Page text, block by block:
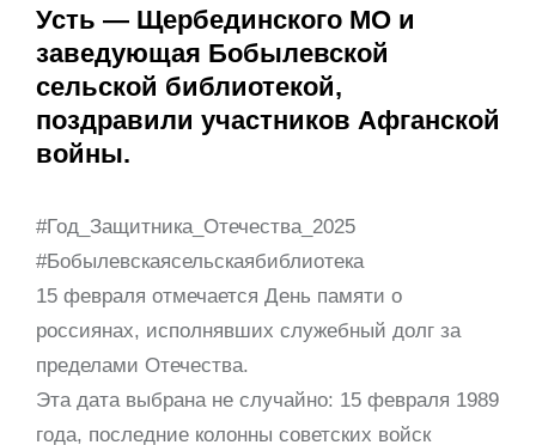
Усть — Щербединского МО и
заведующая Бобылевской
сельской библиотекой,
поздравили участников Афганской
войны.
#Год_Защитника_Отечества_2025
#Бобылевскаясельскаябиблиотека
15 февраля отмечается День памяти о
россиянах, исполнявших служебный долг за
пределами Отечества.
Эта дата выбрана не случайно: 15 февраля 1989
года, последние колонны советских войск